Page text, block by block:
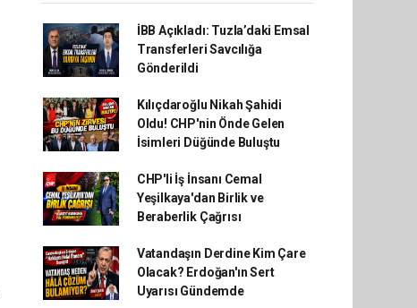
İBB Açıkladı: Tuzla’daki Emsal
Transferleri Savcılığa
Gönderildi
Kılıçdaroğlu Nikah Şahidi
Oldu! CHP'nin Önde Gelen
İsimleri Düğünde Buluştu
CHP'li İş İnsanı Cemal
Yeşilkaya'dan Birlik ve
Beraberlik Çağrısı
Vatandaşın Derdine Kim Çare
Olacak? Erdoğan'ın Sert
Uyarısı Gündemde